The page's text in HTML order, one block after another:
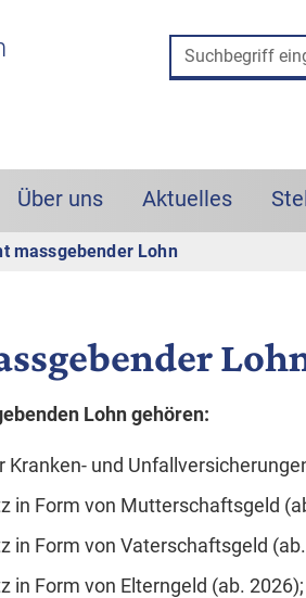
Box
Über uns Aktuelles
massgebender Lohn
Lohn gehören:
Kranken- und
in Form von Mutterschaftsgeld
in Form von Vaterschaftsgeld
in Form von Elterngeld (ab. 2026);